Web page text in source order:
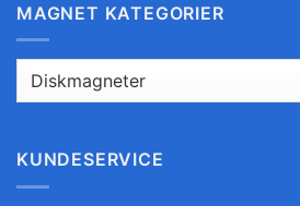
MAGNET KATEGORIER
KUNDESERVICE